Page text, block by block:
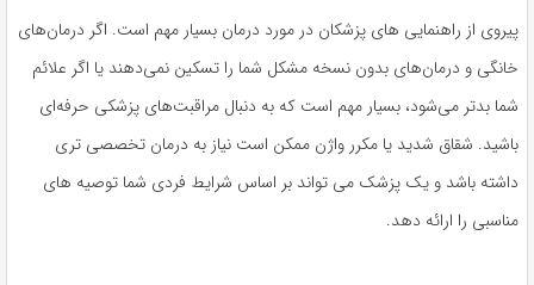
پیروی از راهنمایی های پزشکان در مورد درمان بسیار مهم است. اگر درمان‌های
خانگی و درمان‌های بدون نسخه مشکل شما را تسکین نمی‌دهند یا اگر علائم
شما بدتر می‌شود، بسیار مهم است که به دنبال مراقبت‌های پزشکی حرفه‌ای
باشید. شقاق شدید یا مکرر واژن ممکن است نیاز به درمان تخصصی تری
داشته باشد و یک پزشک می تواند بر اساس شرایط فردی شما توصیه های
مناسبی را ارائه دهد.